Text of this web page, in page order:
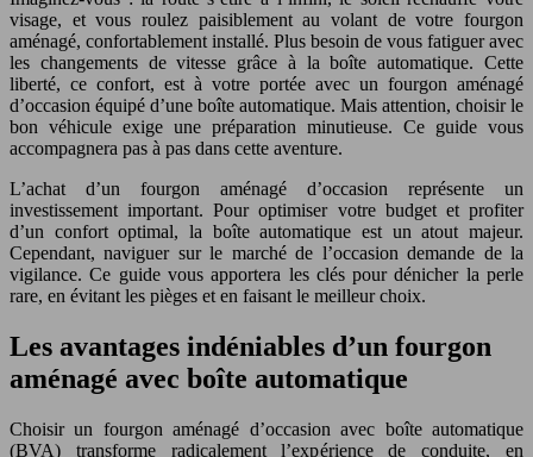
visage, et vous roulez paisiblement au volant de votre fourgon
aménagé, confortablement installé. Plus besoin de vous fatiguer avec
les changements de vitesse grâce à la boîte automatique. Cette
liberté, ce confort, est à votre portée avec un fourgon aménagé
d’occasion équipé d’une boîte automatique. Mais attention, choisir le
bon véhicule exige une préparation minutieuse. Ce guide vous
accompagnera pas à pas dans cette aventure.
L’achat d’un fourgon aménagé d’occasion représente un
investissement important. Pour optimiser votre budget et profiter
d’un confort optimal, la boîte automatique est un atout majeur.
Cependant, naviguer sur le marché de l’occasion demande de la
vigilance. Ce guide vous apportera les clés pour dénicher la perle
rare, en évitant les pièges et en faisant le meilleur choix.
Les avantages indéniables d’un fourgon
aménagé avec boîte automatique
Choisir un fourgon aménagé d’occasion avec boîte automatique
(BVA) transforme radicalement l’expérience de conduite, en